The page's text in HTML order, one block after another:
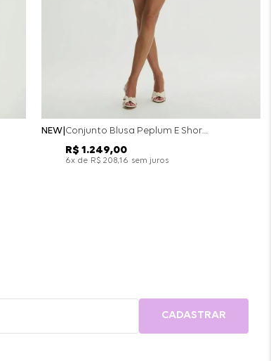
NEW Conjunto Blusa Peplum E Short Saia Bicolor - Off White
R$ 1 .249,00
6x de R$ 208,16 sem juros
CADASTRAR